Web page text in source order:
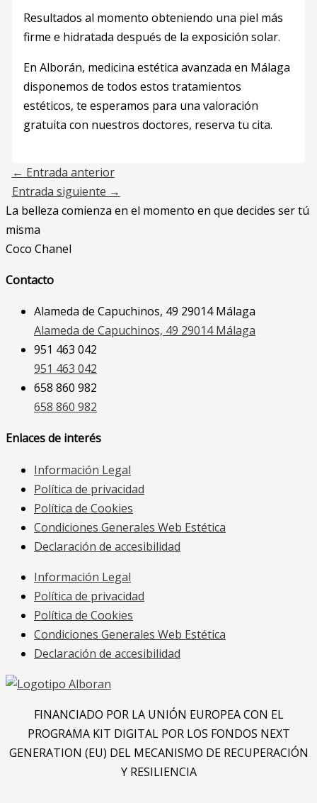
Resultados al momento obteniendo una piel más
firme e hidratada después de la exposición solar.
En Alborán, medicina estética avanzada en Málaga
disponemos de todos estos tratamientos
estéticos, te esperamos para una valoración
gratuita con nuestros doctores, reserva tu cita.
← Entrada anterior
Entrada siguiente →
La belleza comienza en el momento en que decides ser tú
misma
Coco Chanel
Contacto
Alameda de Capuchinos, 49 29014 Málaga
Alameda de Capuchinos, 49 29014 Málaga
951 463 042
951 463 042
658 860 982
658 860 982
Enlaces de interés
Información Legal
Política de privacidad
Política de Cookies
Condiciones Generales Web Estética
Declaración de accesibilidad
Información Legal
Política de privacidad
Política de Cookies
Condiciones Generales Web Estética
Declaración de accesibilidad
FINANCIADO POR LA UNIÓN EUROPEA CON EL
PROGRAMA KIT DIGITAL POR LOS FONDOS NEXT
GENERATION (EU) DEL MECANISMO DE RECUPERACIÓN
Y RESILIENCIA